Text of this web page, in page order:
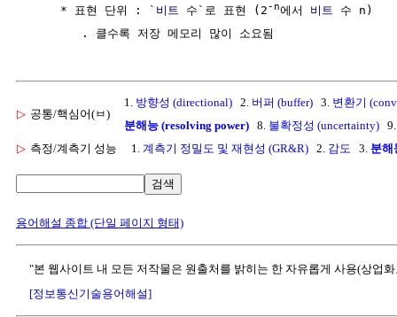
     * 표현 단위 : `
비트 수`로 표현 (2-n에서 비트
수 n)
▷ 공통/핵심어(ㅂ)
1. 방향성 (directional) 2. 버퍼 (buffer) 3. 변환기
분해능 (resolving power) 8. 불확정성 (uncertainty)
▷ 측정/계측기 성능 1. 계측기 정밀도 및 재현성 (GR&R) 2. 감도 3. 분해
검색
용어해설 종합 (단일 페이지 형태)
"본 웹사이트 내 모든 저작물은 원출처를 밝히는 한 자유롭게 사용(상업
[정보통신기술용어해설]